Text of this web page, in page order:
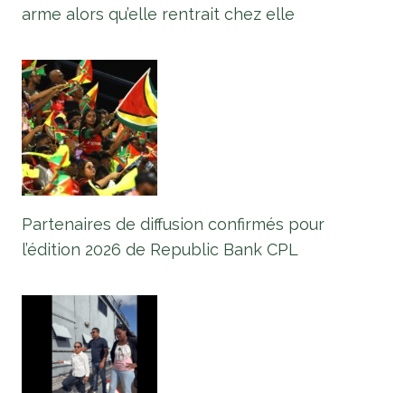
arme alors qu’elle rentrait chez elle
Partenaires de diffusion confirmés pour
l’édition 2026 de Republic Bank CPL